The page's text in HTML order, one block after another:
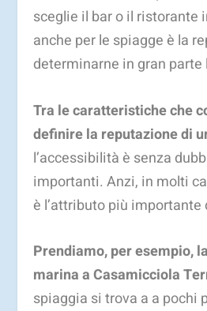
sceglie il bar o il ristorante
anche per le spiagge è la
determinarne in gran parte
Tra le caratteristiche che
definire la reputazione di
l’accessibilità è senza
importanti. Anzi, in molti
è l’attributo più importante
Prendiamo, per esempio,
marina a Casamicciola
spiaggia si trova a a pochi